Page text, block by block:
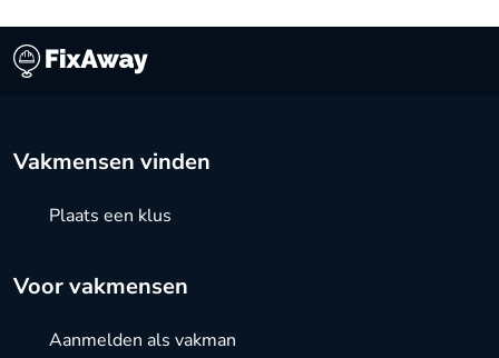
Vakmensen vinden
Plaats een klus
Voor vakmensen
Aanmelden als vakman